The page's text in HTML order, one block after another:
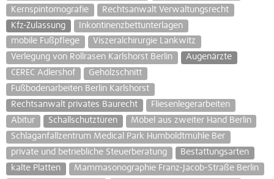
Kernspintomografie
Rechtsanwalt Verwaltungsrecht
Kfz-Zulassung
Inkontinenzbettunterlagen
mobile Fußpflege
Viszeralchirurgie Lankwitz
Verlegung von Rollrasen Karlshorst Berlin
Augenärzte
CEREC Adlershof
Gehölzschnitt
Fußbodenarbeiten Berlin Karlshorst
Rechtsanwalt privates Baurecht
Fliesenlegerarbeiten
Abitur
Schallschutztüren
Möbel aus zweiter Hand Berlin
Schlaganfallzentrum Medical Park Humboldtmühle Ber
private und betriebliche Steuerberatung
Bestattungsarten
kalte Platten
Mammasonographie Franz-Jacob-Straße Berlin